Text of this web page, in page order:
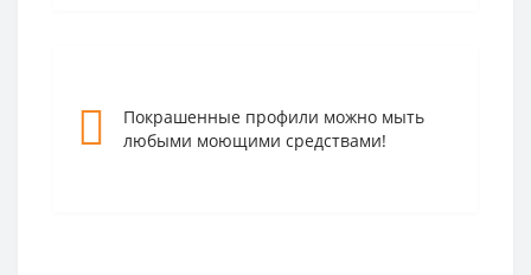
Покрашенные профили можно мыть
любыми моющими средствами!